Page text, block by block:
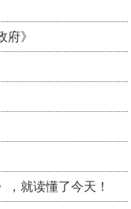
》
，就读懂了今天！